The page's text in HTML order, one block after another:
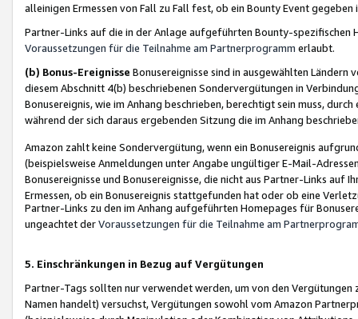
alleinigen Ermessen von Fall zu Fall fest, ob ein Bounty Event
Partner-Links auf die in der Anlage aufgeführten Bounty-spezifischen
Voraussetzungen für die Teilnahme am Partnerprogramm erlaubt.
(b) Bonus-Ereignisse Bonusereignisse sind in ausgewählten Ländern
diesem Abschnitt 4(b) beschriebenen Sondervergütungen in
Bonusereignis, wie im Anhang beschrieben, berechtigt sein muss,
während der sich daraus ergebenden Sitzung die im Anhang
Amazon zahlt keine Sondervergütung, wenn ein Bonusereignis
(beispielsweise Anmeldungen unter Angabe ungültiger E-Mail-
Bonusereignisse und Bonusereignisse, die nicht aus Partner-Links auf
Ermessen, ob ein Bonusereignis stattgefunden hat oder ob eine
Partner-Links zu den im Anhang aufgeführten Homepages für
ungeachtet derVoraussetzungen für die Teilnahme am
5. Einschränkungen in Bezug auf Vergütungen
Partner-Tags sollten nur verwendet werden, um von den
Namen handelt) versuchst, Vergütungen sowohl vom Amazon